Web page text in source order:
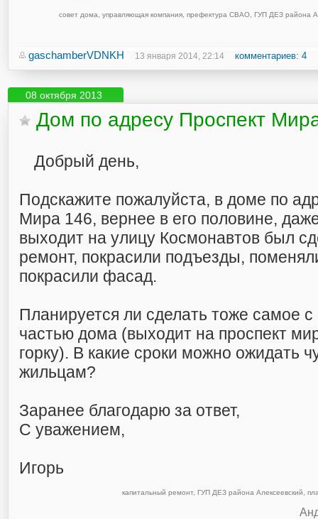
совет дома управляющая компания, префектура СВАО, ГУП ДЕЗ района
gaschamberVDNKH 13 января 2014, 22:14 комментариев: 4
08 октября 2013
Дом по адресу Проспект
Добрый день,
Подскажите пожалуйста, в доме по
Мира 146, вернее в его половине,
выходит на улицу Космонавтов был
ремонт, покрасили подъезды,
покрасили фасад.
Планируется ли сделать тоже самое
частью дома (выходит на проспект
горку). В какие сроки можно ожидать
жильцам?
Заранее благодарю за ответ,
С уважением,
Игорь
капитальный ремонт, ГУП ДЕЗ района Алексеевский